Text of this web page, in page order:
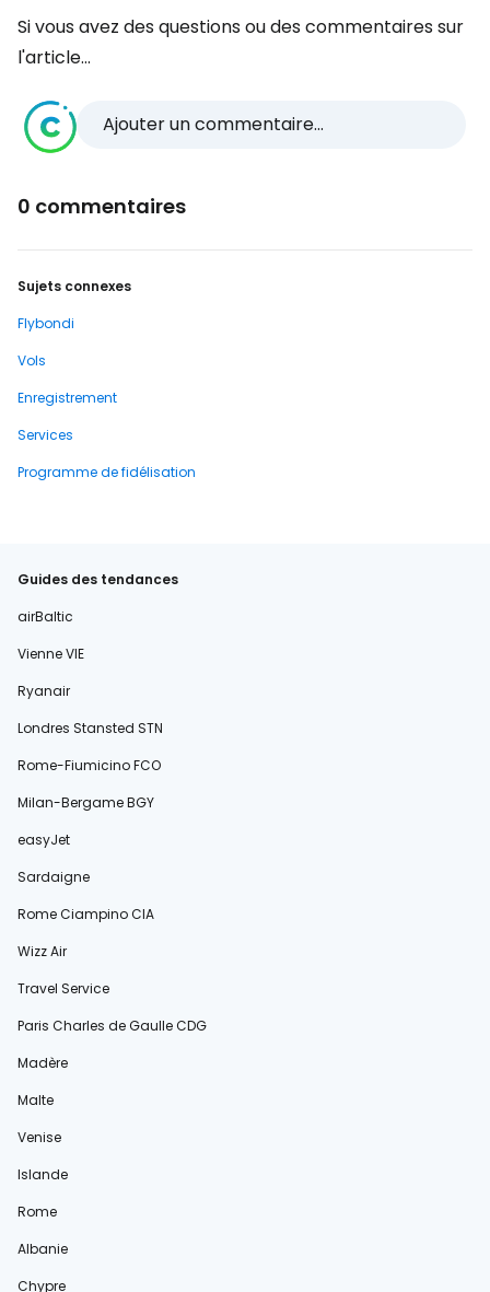
Si vous avez des questions ou des commentaires sur
l'article...
Ajouter un commentaire...
0 commentaires
Sujets connexes
Flybondi
Vols
Enregistrement
Services
Programme de fidélisation
Guides des tendances
airBaltic
Vienne VIE
Ryanair
Londres Stansted STN
Rome-Fiumicino FCO
Milan-Bergame BGY
easyJet
Sardaigne
Rome Ciampino CIA
Wizz Air
Travel Service
Paris Charles de Gaulle CDG
Madère
Malte
Venise
Islande
Rome
Albanie
Chypre